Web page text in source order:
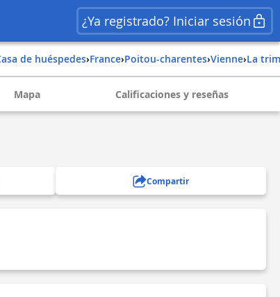
¿Ya registrado? Iniciar sesión
Casa de huéspedes› france› poitou-charentes› vienne› la
Mapa Calificaciones y reseñas
Compartir